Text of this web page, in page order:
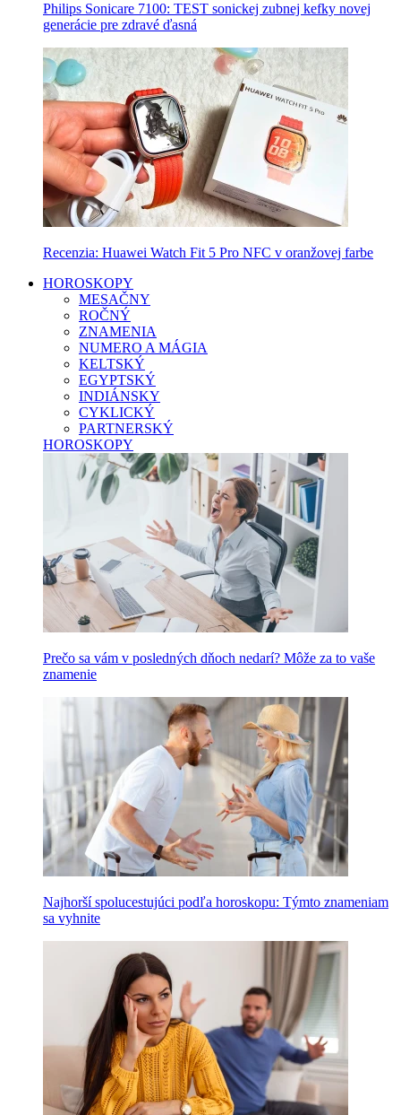
Philips Sonicare 7100: TEST sonickej zubnej kefky novej
generácie pre zdravé ďasná
Recenzia: Huawei Watch Fit 5 Pro NFC v oranžovej farbe
HOROSKOPY
MESAČNY
ROČNÝ
ZNAMENIA
NUMERO A MÁGIA
KELTSKÝ
EGYPTSKÝ
INDIÁNSKY
CYKLICKÝ
PARTNERSKÝ
HOROSKOPY
Prečo sa vám v posledných dňoch nedarí? Môže za to vaše
znamenie
Najhorší spolucestujúci podľa horoskopu: Týmto znameniam
sa vyhnite